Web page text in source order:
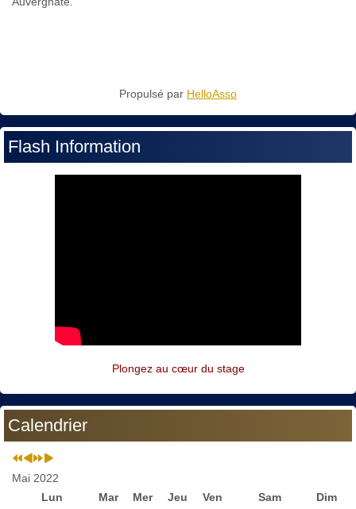
Propulsé par HelloAsso
Flash Information
Plongez au cœur du stage
Calendrier
Mai 2022
Lun
Mar Mer Jeu Ven Sam
Dim